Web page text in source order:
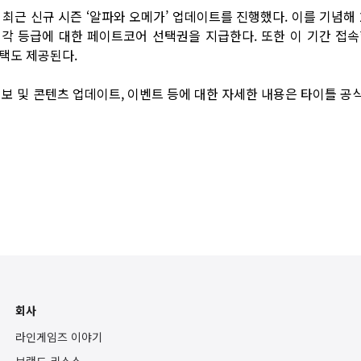
최근 신규 시즌 ‘알파와 오메가’ 업데이트를 진행했다. 이를 기념
등급에 대한 페이트코어 선택권을 지급한다. 또한 이 기간 접
도 제공된다.
보 및 콘텐츠 업데이트, 이벤트 등에 대한 자세한 내용은 타이틀공
회사
라인게임즈 이야기